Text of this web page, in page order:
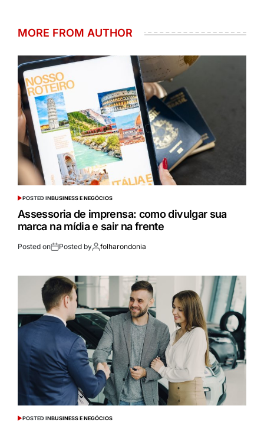
MORE FROM AUTHOR
POSTED INBUSINESS E NEGÓCIOS
Assessoria de imprensa: como divulgar sua
marca na mídia e sair na frente
Posted on Posted by folharondonia
POSTED INBUSINESS E NEGÓCIOS